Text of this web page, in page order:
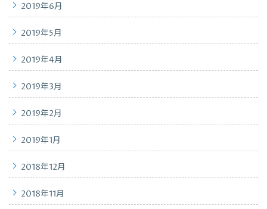
2019年6月
2019年5月
2019年4月
2019年3月
2019年2月
2019年1月
2018年12月
2018年11月